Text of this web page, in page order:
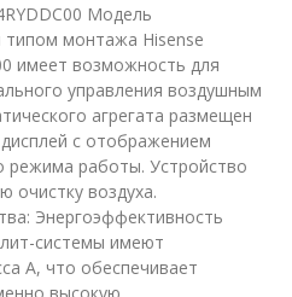
Модель
типом монтажа Hisense
имеет возможность для
управления воздушным
агрегата размещен
с отображением
режима работы. Устройство
очистку воздуха.
Энергоэффективность
системы имеют
А, что обеспечивает
высокую